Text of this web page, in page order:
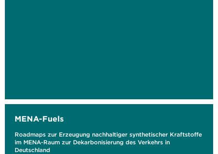
MENA-Fuels
Roadmaps zur Erzeugung nachhaltiger synthetischer Kraftstoffe
im MENA-Raum zur Dekarbonisierung des Verkehrs in
Deutschland